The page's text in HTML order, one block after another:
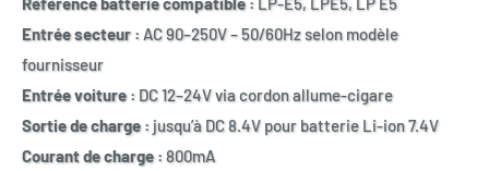
Entrée secteur : AC 90–250V – 50/60Hz selon modèle
fournisseur
Entrée voiture : DC 12–24V via cordon allume-cigare
Sortie de charge : jusqu’à DC 8.4V pour batterie Li-ion 7.4V
Courant de charge :800mA